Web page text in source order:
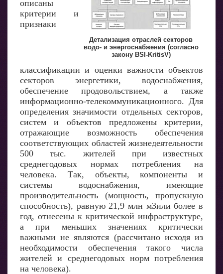
Детализация отраслей секторов
водо- и энергоснабжения (согласно
закону BSI-KritisV)
описаны
критерии и
признаки
классификации и оценки важности объектов
секторов энергетики, водоснабжения,
обеспечение продовольствием, а также
информационно-телекоммуникационного. Для
определения значимости отдельных секторов,
систем и объектов предложены критерии,
отражающие возможность обеспечения
соответствующих областей жизнедеятельности
500 тыс. жителей при известных
среднегодовых нормах потребления на
человека. Так, объекты, компоненты и
системы водоснабжения, имеющие
производительность (мощность, пропускную
способность), равную 21,9 млн м3или более в
год, отнесены к критической инфраструктуре,
а при меньших значениях критически
важными не являются (рассчитано исходя из
необходимости обеспечения такого числа
жителей и среднегодовых норм потребления
на человека).